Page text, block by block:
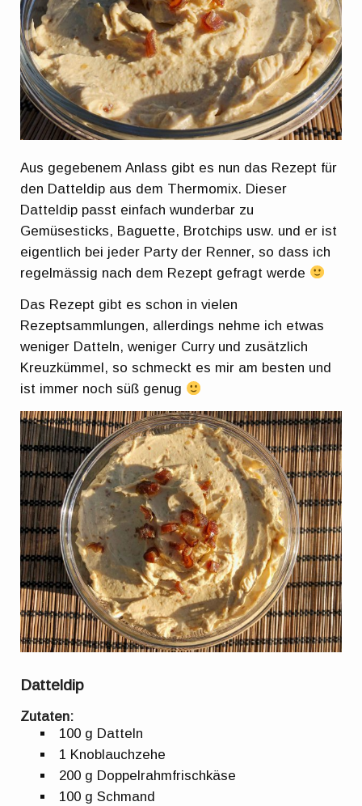
Aus gegebenem Anlass gibt es nun das Rezept für
den Datteldip aus dem Thermomix. Dieser
Datteldip passt einfach wunderbar zu
Gemüsesticks, Baguette, Brotchips usw. und er ist
eigentlich bei jeder Party der Renner, so dass ich
regelmässig nach dem Rezept gefragt werde
Das Rezept gibt es schon in vielen
Rezeptsammlungen, allerdings nehme ich etwas
weniger Datteln, weniger Curry und zusätzlich
Kreuzkümmel, so schmeckt es mir am besten und
ist immer noch süß genug
Datteldip
Zutaten:
100 g Datteln
1 Knoblauchzehe
200 g Doppelrahmfrischkäse
100 g Schmand